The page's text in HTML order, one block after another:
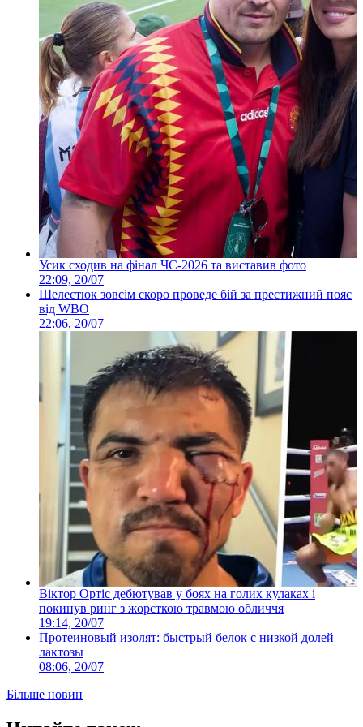
Усик сходив на фінал ЧС-2026 та виставив фото
22:09, 20/07
Шелестюк зовсім скоро проведе бій за престижний пояс
від WBO
22:06, 20/07
Віктор Ортіс дебютував у боях на голих кулаках і
покинув ринг з жорсткою травмою обличчя
19:14, 20/07
Протеиновый изолят: быстрый белок с низкой долей
лактозы
08:06, 20/07
Більше новин